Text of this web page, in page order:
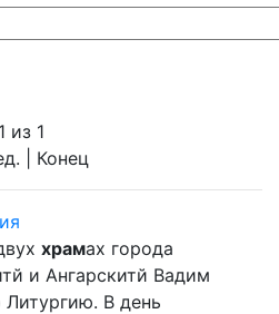
из 1
| Конец
храмах города
и Ангарскитй Вадим
В день